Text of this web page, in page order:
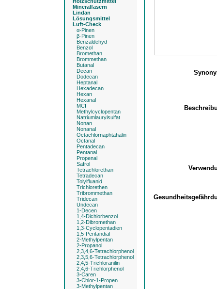
Mineralfasern
Lindan
Lösungsmittel
Luft-Check
α-Pinen
β-Pinen
Benzaldehyd
Benzol
Bromethan
Brommethan
Butanal
Decan
Dodecan
Heptanal
Hexadecan
Hexan
Hexanal
MCI
Methylcyclopentan
Natriumlaurylsulfat
Nonan
Nonanal
Octachlornaphtahalin
Octanal
Pentadecan
Pentanal
Propenal
Safrol
Tetrachlorethan
Tetradecan
Tolylfluanid
Trichlorethen
Tribrommethan
Tridecan
Undecan
1-Decen
1,4-Dichlorbenzol
1,2-Dibromethan
1,3-Cyclopentadien
1,5-Pentandial
2-Methylpentan
2-Propanol
2,3,4,6-Tetrachlorphenol
2,3,5,6-Tetrachlorphenol
2,4,5-Trichloranilin
2,4,6-Trichlorphenol
3-Caren
3-Chlor-1-Propen
3-Methylpentan